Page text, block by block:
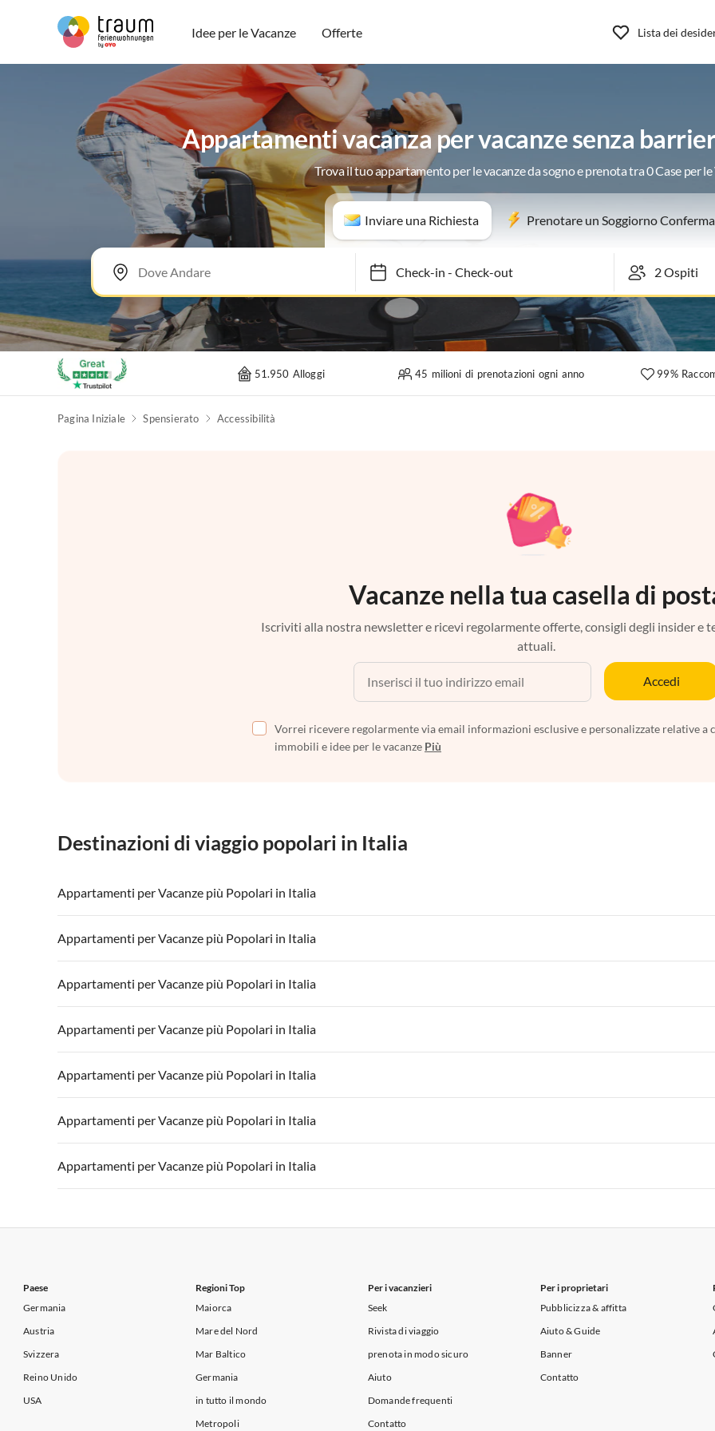
Idee per le Vacanze Offerte Lista dei
Appartamenti vacanza per vacanze senza
Trova il tuo appartamento per le vacanze da sogno e prenota tra 0 Case per le
Inviare una Richiesta Prenotare un Soggiorno
Check-in- Check-out
51.950 Alloggi 45 milioni di prenotazioni ogni anno 99%
Pagina Iniziale Spensierato Accessibilità
Vacanze nella tua casella di
Iscriviti alla nostra newsletter e ricevi regolarmente offerte, consigli degli insider e
attuali.
Accedi
Vorrei ricevere regolarmente via email informazioni esclusive e personalizzate relative a
immobili e idee per le vacanze Più
Destinazioni di viaggio popolari in Italia
Appartamenti per Vacanze più Popolari in Italia
Appartamenti per Vacanze in Italia Appartamenti per Vacanze in Liguria
Appartamenti per Vacanze in Lago di Garda Appartamenti per Vacanze in Lago di Como
Appartamenti per Vacanze più Popolari in Italia
Appartamenti per Vacanze in Italia Appartamenti per Vacanze in Liguria
Appartamenti per Vacanze in Lago di Garda Appartamenti per Vacanze in Lago di Como
Appartamenti per Vacanze più Popolari in Italia
Appartamenti per Vacanze in Italia Appartamenti per Vacanze in Liguria
Appartamenti per Vacanze in Lago di Garda Appartamenti per Vacanze in Lago di Como
Appartamenti per Vacanze più Popolari in Italia
Appartamenti per Vacanze in Italia Appartamenti per Vacanze in Liguria
Appartamenti per Vacanze in Lago di Garda Appartamenti per Vacanze in Lago di Como
Appartamenti per Vacanze più Popolari in Italia
Appartamenti per Vacanze in Italia Appartamenti per Vacanze in Liguria
Appartamenti per Vacanze in Lago di Garda Appartamenti per Vacanze in Lago di Como
Appartamenti per Vacanze più Popolari in Italia
Appartamenti per Vacanze in Italia Appartamenti per Vacanze in Liguria
Appartamenti per Vacanze in Lago di Garda Appartamenti per Vacanze in Lago di Como
Appartamenti per Vacanze più Popolari in Italia
Paese
Germania
Austria
Svizzera
Reino Unido
USA
Regioni Top
Maiorca
Mare del Nord
Mar Baltico
Germania
in tutto il mondo
Metropoli
Per i vacanzieri
Seek
Rivista di viaggio
prenota in modo sicuro
Aiuto
Domande frequenti
Contatto
Per i proprietari
Pubblicizza & affitta
Aiuto & Guide
Banner
Contatto